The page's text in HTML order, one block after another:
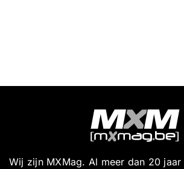
Wij zijn MXMag. Al meer dan 20